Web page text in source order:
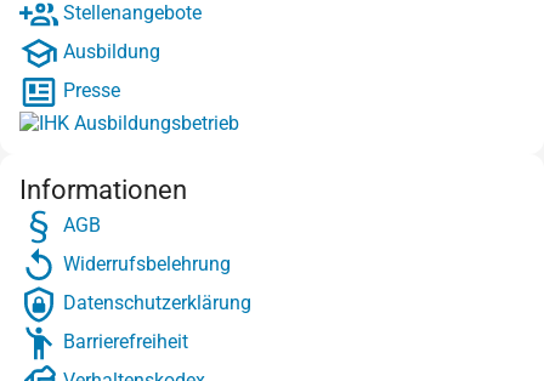
Stellenangebote
Ausbildung
Presse
Informationen
AGB
Widerrufsbelehrung
Datenschutzerklärung
Barrierefreiheit